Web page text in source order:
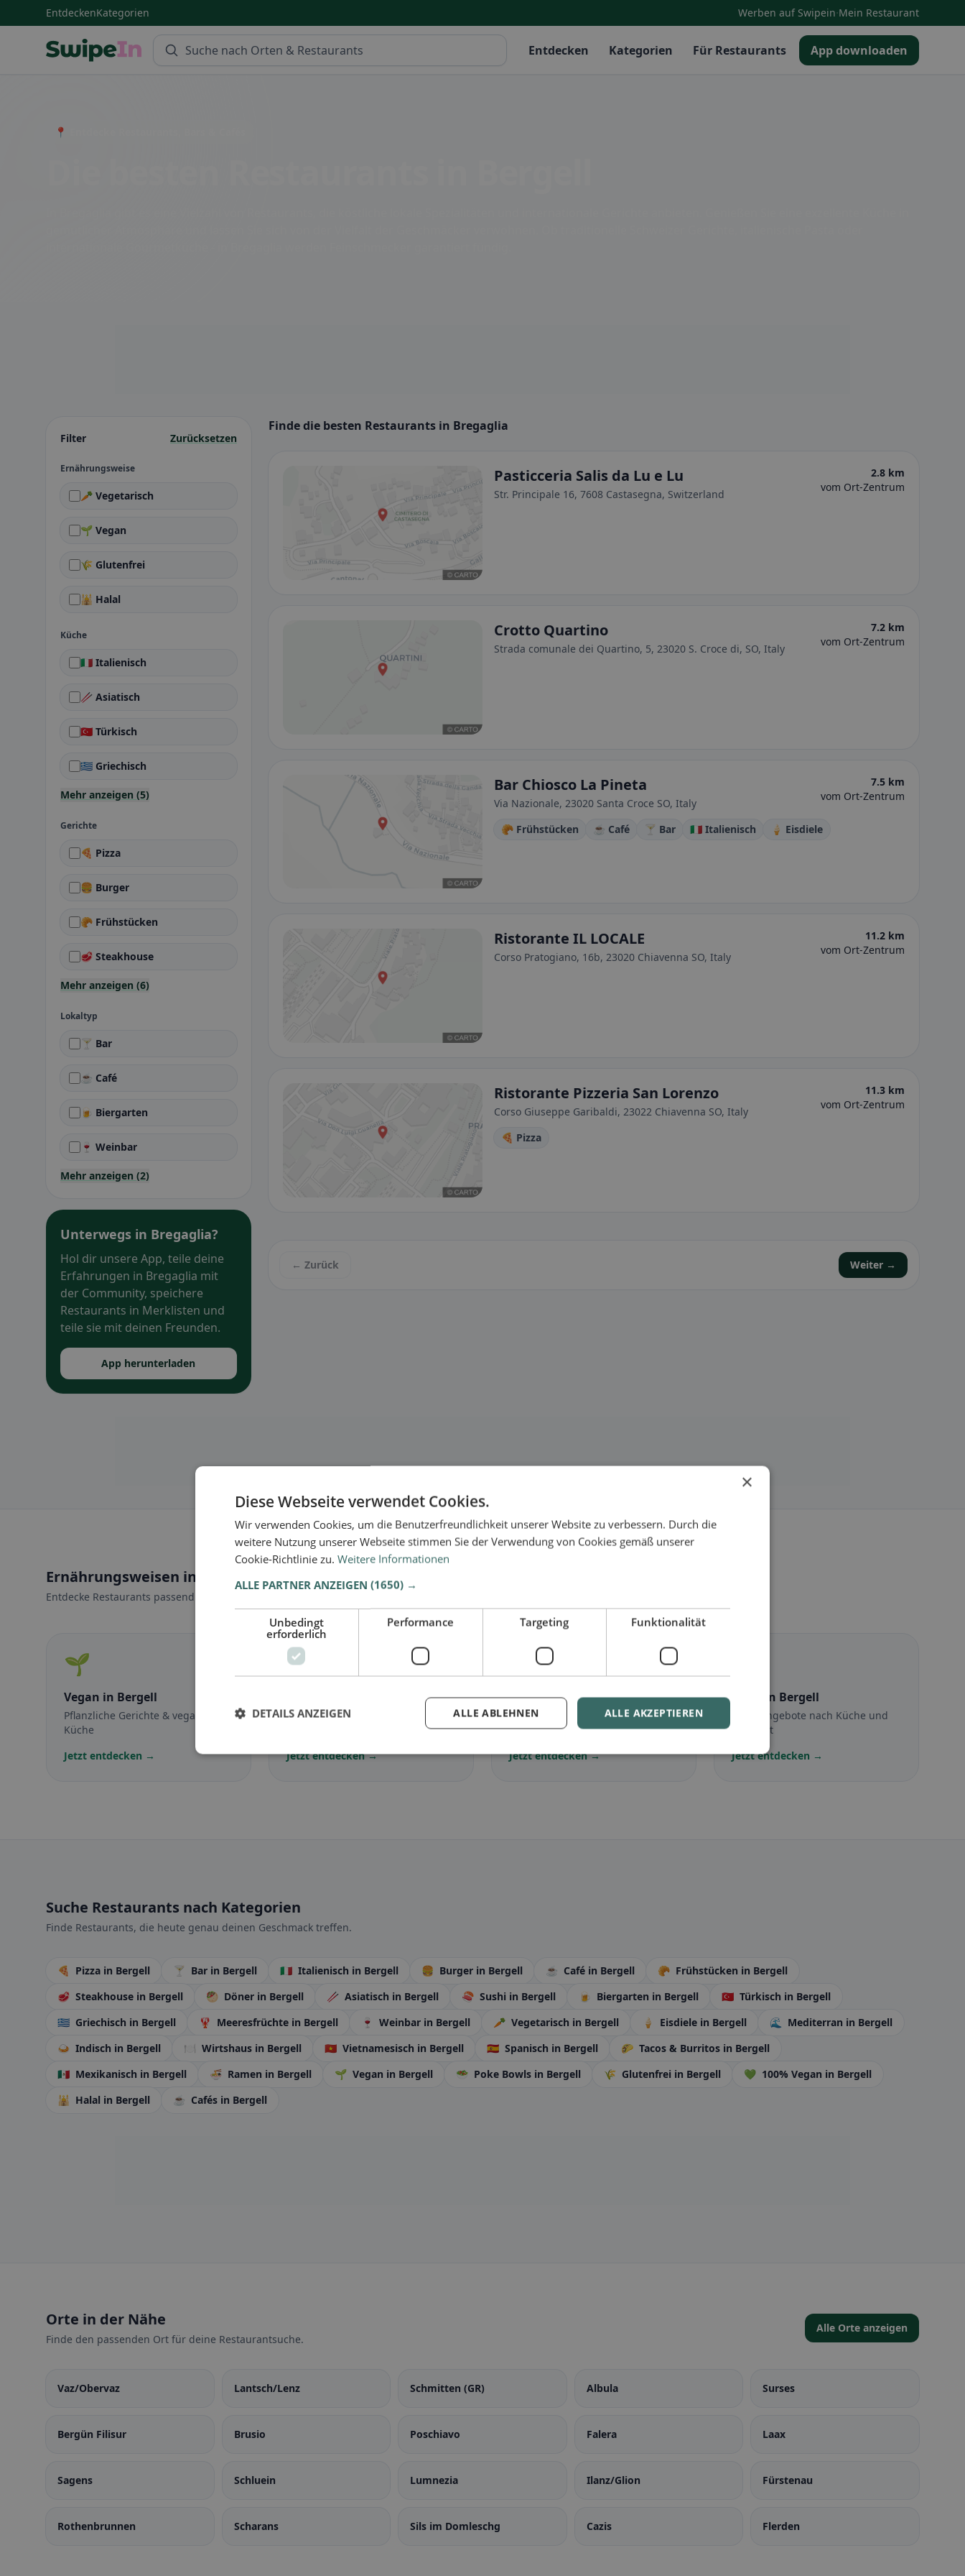
EntdeckenKategorien Werben auf Swipein·Mein Restaurant
Entdecken Kategorien Für Restaurants App downloaden
📍 Entdecke Restaurants, Bars & Cafés
Filter Zurücksetzen
Ernährungsweise
🥕 Vegetarisch
🌱 Vegan
🌾 Glutenfrei
🕌 Halal
Küche
🇮🇹 Italienisch
🥢 Asiatisch
🇹🇷 Türkisch
🇬🇷 Griechisch
Mehr anzeigen (5)
Gerichte
🍕 Pizza
🍔 Burger
🥐 Frühstücken
🥩 Steakhouse
Mehr anzeigen (6)
Lokaltyp
🍸 Bar
☕ Café
🍺 Biergarten
🍷 Weinbar
Mehr anzeigen (2)
Unterwegs in Bregaglia?
Hol dir unsere App, teile deine
Erfahrungen in Bregaglia mit
der Community, speichere
Restaurants in Merklisten und
teile sie mit deinen Freunden.
App herunterladen
Finde die besten Restaurants in Bregaglia
Pasticceria Salis da Lu e Lu
Str. Principale 16, 7608 Castasegna, Switzerland
2.8 km
vom Ort-Zentrum
Crotto Quartino
Strada comunale dei Quartino, 5, 23020 S. Croce di, SO, Italy
7.2 km
vom Ort-Zentrum
Bar Chiosco La Pineta
Via Nazionale, 23020 Santa Croce SO, Italy
7.5 km
vom Ort-Zentrum
🥐 Frühstücken ☕ Café 🍸 Bar 🇮🇹 Italienisch 🍦 Eisdiele
Ristorante IL LOCALE
Corso Pratogiano, 16b, 23020 Chiavenna SO, Italy
11.2 km
vom Ort-Zentrum
Ristorante Pizzeria San Lorenzo
Corso Giuseppe Garibaldi, 23022 Chiavenna SO, Italy
11.3 km
vom Ort-Zentrum
🍕 Pizza
← Zurück Weiter →
Ernährungsweisen in Bergell
Entdecke Restaurants passend zu deiner Ernährungsweise.
🌱
Vegan in Bergell
Pflanzliche Gerichte & vegane
Küche
Jetzt entdecken →
🥕
Fleischlose Gerichte &
Jetzt entdecken →
Glutenfrei in Bergell
Glutenfreie Optionen &
Community-Tipps
Jetzt entdecken →
in Bergell
Halal-Angebote nach Küche und
Standort
Jetzt entdecken →
Suche Restaurants nach Kategorien
Finde Restaurants, die heute genau deinen Geschmack treffen.
🍕 Pizza in Bergell 🍸 Bar in Bergell 🇮🇹 Italienisch in Bergell 🍔 Burger in Bergell ☕ Café in Bergell 🥐 Frühstücken in Bergell
🥩 Steakhouse in Bergell 🥙 Döner in Bergell 🥢 Asiatisch in Bergell 🍣 Sushi in Bergell 🍺 Biergarten in Bergell 🇹🇷 Türkisch in Bergell
🇬🇷 Griechisch in Bergell 🦞 Meeresfrüchte in Bergell 🍷 Weinbar in Bergell 🥕 Vegetarisch in Bergell 🍦 Eisdiele in Bergell 🌊 Mediterran in Bergell
🍛 Indisch in Bergell 🍽️ Wirtshaus in Bergell 🇻🇳 Vietnamesisch in Bergell 🇪🇸 Spanisch in Bergell 🌮 Tacos & Burritos in Bergell
🇲🇽 Mexikanisch in Bergell 🍜 Ramen in Bergell 🌱 Vegan in Bergell 🥗 Poke Bowls in Bergell 🌾 Glutenfrei in Bergell 💚 100% Vegan in Bergell
🕌 Halal in Bergell ☕ Cafés in Bergell
Orte in der Nähe
Finde den passenden Ort für deine Restaurantsuche.
Alle Orte anzeigen
Vaz/Obervaz Lantsch/Lenz Schmitten (GR) Albula Surses
Bergün Filisur Brusio Poschiavo Falera Laax
Sagens Schluein Lumnezia Ilanz/Glion Fürstenau
Rothenbrunnen Scharans Sils im Domleschg Cazis Flerden
×
Diese Webseite verwendet Cookies.
Wir verwenden Cookies, um die Benutzerfreundlichkeit unserer Website zu verbessern. Durch die
weitere Nutzung unserer Webseite stimmen Sie der Verwendung von Cookies gemäß unserer
Cookie-Richtlinie zu. Weitere Informationen
ALLE PARTNER ANZEIGEN (1650) →
Unbedingt
erforderlich
Performance Targeting Funktionalität
ALLE AKZEPTIEREN
ALLE ABLEHNEN
DETAILS ANZEIGEN